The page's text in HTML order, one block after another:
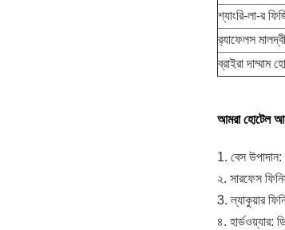
শ্যাংরি-লা-র
র‌্যাফেলস
ব্রাইরা দাম্মাম
আমরা হোটেল
1. বেস
২. সারফেস
3. ল্যাকুয়ার
৪. হার্ডওয়্যার: